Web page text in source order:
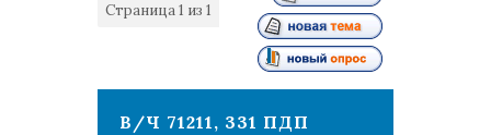
Страница1 из 1
В/Ч 71211, 331 ПДП